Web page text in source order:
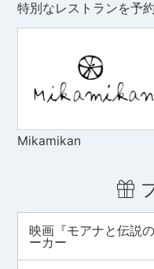
特別なレストランを予約
Mikamikan
映画『モアナと伝説
ーカー